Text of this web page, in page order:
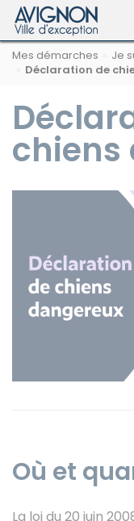
Rechercher
sur
Nous
suivre
les
réseaux
sociaux
liens
Facebook
Navigation
par
d'Ariane
Mes démarches Je
Déclaration de
chiens
Où et
La loi du 20 juin
Panneau de gestion des cookies